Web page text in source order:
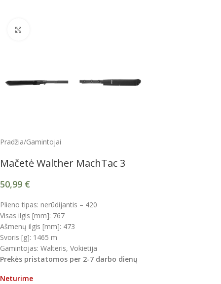
Pradžia/Gamintojai
Mačetė Walther MachTac 3
50,99 €
Plieno tipas: nerūdijantis – 420
Visas ilgis [mm]: 767
Ašmenų ilgis [mm]: 473
Svoris [g]: 1465 m
Gamintojas: Walteris, Vokietija
Prekės pristatomos per 2-7 darbo dienų
Neturime